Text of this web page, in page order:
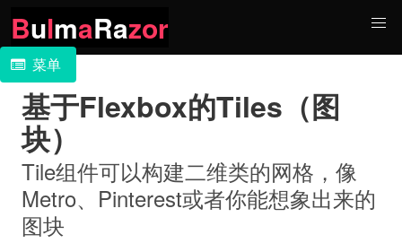
BulmaRazor
菜单
基于Flexbox的Tiles（图
块）
Tile组件可以构建二维类的网格，像
Metro、Pinterest或者你能想象出来的
图块